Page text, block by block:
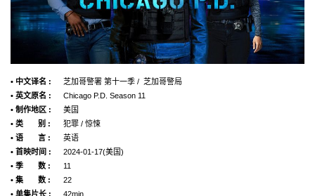
• 中文译名 :
芝加哥警署 第十一季 / 芝加哥警局
• 英文原名 :
Chicago P.D. Season 11
• 制作地区 :
美国
• 类 别 :
犯罪 / 惊悚
• 语 言 :
英语
• 首映时间 :
2024-01-17(美国)
• 季 数 :
11
• 集 数 :
22
• 单集片长 :
42min